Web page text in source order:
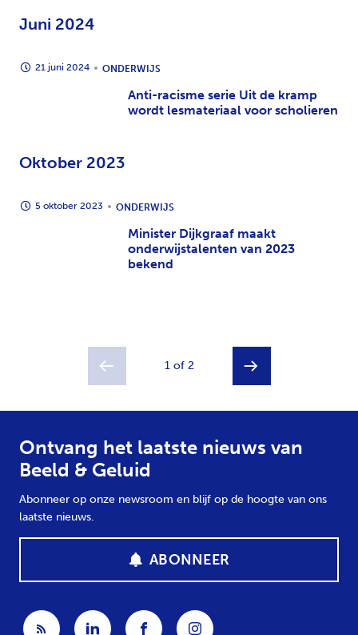
Juni 2024
21 juni 2024 ONDERWIJS
Anti-racisme serie Uit de kramp
wordt lesmateriaal voor scholieren
Oktober 2023
5 oktober 2023 ONDERWIJS
Minister Dijkgraaf maakt
onderwijstalenten van 2023
bekend
1 of 2
Ontvang het laatste nieuws van
Beeld & Geluid
Abonneer op onze newsroom en blijf op de hoogte van ons
laatste nieuws.
ABONNEER